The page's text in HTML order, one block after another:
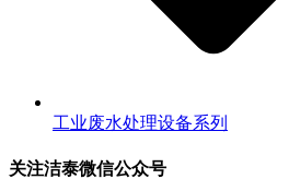
工业废水处理设备系列
关注洁泰微信公众号